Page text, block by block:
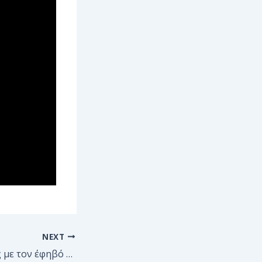
NEXT
Πως να συνδεθείς με τον έφηβό σου